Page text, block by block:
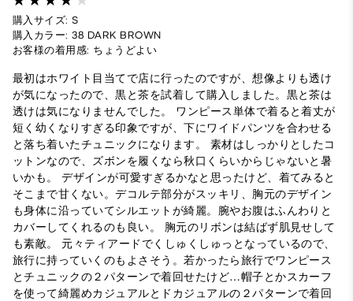
購入サイズ: S
購入カラー: 38 DARK BROWN
お客様の着用感: ちょうどよい
最初はホワイト目当てで店に行ったのですが、想像よりも透け
が気になったので、黒と茶を試着して購入しました。黒と茶は
透けは気になりませんでした。 ワンピース単体で着ると着丈が
短く幼くなりすぎる印象ですが、下にワイドパンツを合わせる
と落ち着いたチュニックになります。 素材はしっかりとしたコ
ットンなので、ズボンを履くなら秋口くらいからじゃないと暑
いかも。 デザインが可愛すぎるかなと思ったけど、着てみると
そこまで甘くない。デコルテ部分がスッキリ、胸元のデザイン
も身体に沿っていてシルエットが綺麗。腕やお腹はふんわりと
カバーしてくれるのも良い。 胸元のリボンは結ばず肌見せして
も素敵。 元々ティアードでくしゅくしゅっとなっているので、
旅行に持っていくのもよさそう。若かったら旅行でワンピース
とチュニックの２パターンで着回せたけど…帽子とかスカーフ
を使って綺麗めカジュアルとドカジュアルの２パターンで着回